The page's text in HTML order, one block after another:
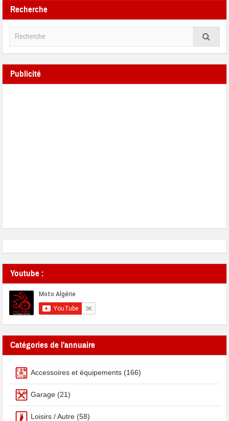
Recherche
Publicité
Youtube :
Catégories de l'annuaire
Accessoires et équipements (166)
Garage (21)
Loisirs / Autre (58)